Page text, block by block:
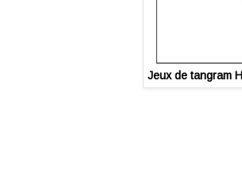
Jeux de tangram